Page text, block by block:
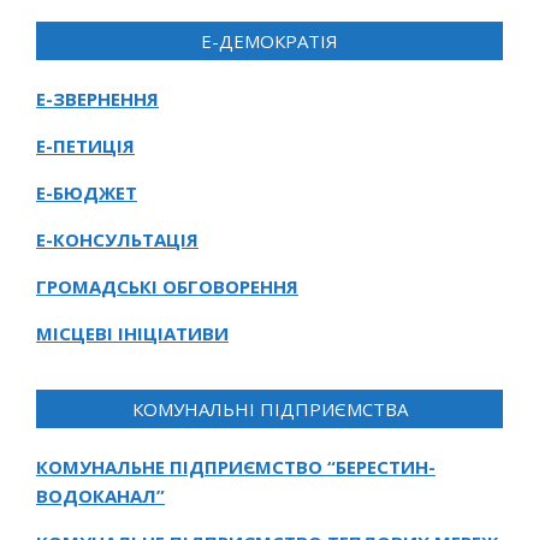
Е-ДЕМОКРАТІЯ
Е-ЗВЕРНЕННЯ
Е-ПЕТИЦІЯ
Е-БЮДЖЕТ
Е-КОНСУЛЬТАЦІЯ
ГРОМАДСЬКІ ОБГОВОРЕННЯ
МІСЦЕВІ ІНІЦІАТИВИ
КОМУНАЛЬНІ ПІДПРИЄМСТВА
КОМУНАЛЬНЕ ПІДПРИЄМСТВО “БЕРЕСТИН-
ВОДОКАНАЛ”